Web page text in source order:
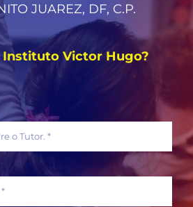
JUAREZ, DF, C.P.
Instituto Victor Hugo?